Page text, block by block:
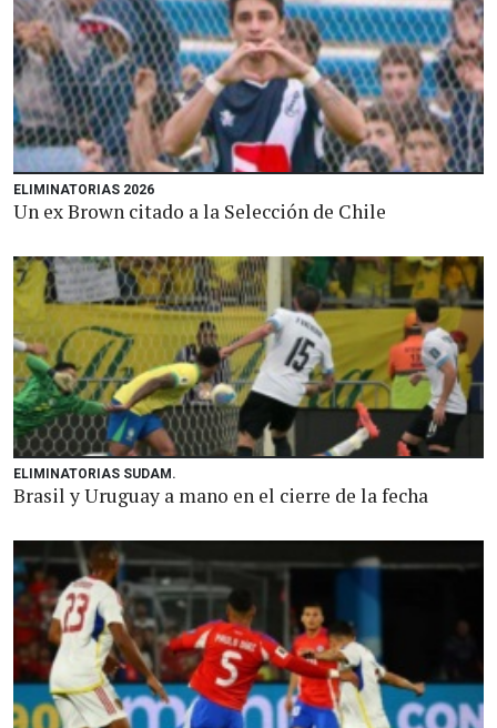
ELIMINATORIAS 2026
Un ex Brown citado a la Selección de Chile
ELIMINATORIAS SUDAM.
Brasil y Uruguay a mano en el cierre de la fecha